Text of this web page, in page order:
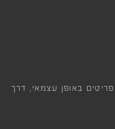
באופן עצמאי, דרך